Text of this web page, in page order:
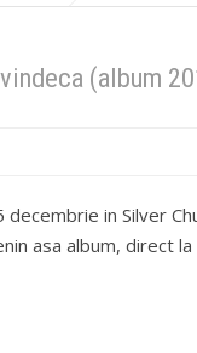
(album
in Silver
asa album, direct